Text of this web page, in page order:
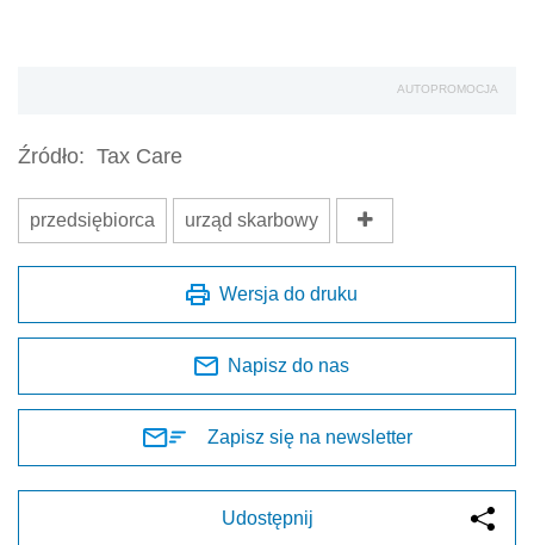
AUTOPROMOCJA
Źródło: Tax Care
przedsiębiorca urząd skarbowy
Wersja do druku
Napisz do nas
Zapisz się na newsletter
Udostępnij